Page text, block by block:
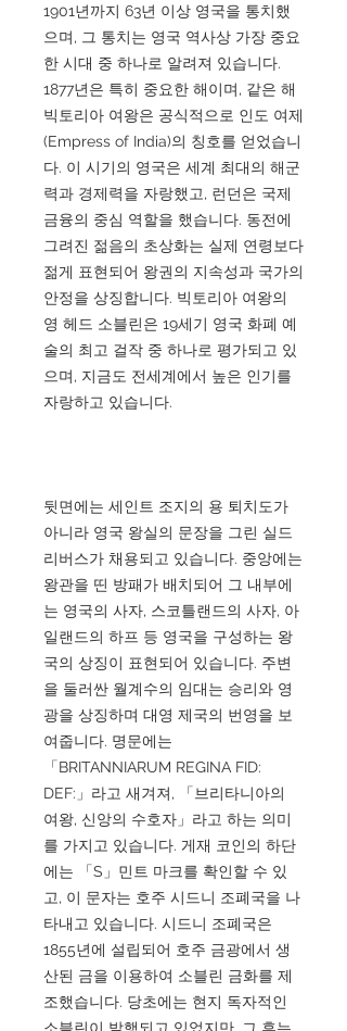
1901년까지 63년 이상 영국을 통치했
으며, 그 통치는 영국 역사상 가장 중요
한 시대 중 하나로 알려져 있습니다.
1877년은 특히 중요한 해이며, 같은 해
빅토리아 여왕은 공식적으로 인도 여제
(Empress of India)의 칭호를 얻었습니
다. 이 시기의 영국은 세계 최대의 해군
력과 경제력을 자랑했고, 런던은 국제
금융의 중심 역할을 했습니다. 동전에
그려진 젊음의 초상화는 실제 연령보다
젊게 표현되어 왕권의 지속성과 국가의
안정을 상징합니다. 빅토리아 여왕의
영 헤드 소블린은 19세기 영국 화폐 예
술의 최고 걸작 중 하나로 평가되고 있
으며, 지금도 전세계에서 높은 인기를
자랑하고 있습니다.
뒷면에는 세인트 조지의 용 퇴치도가
아니라 영국 왕실의 문장을 그린 실드
리버스가 채용되고 있습니다. 중앙에는
왕관을 띤 방패가 배치되어 그 내부에
는 영국의 사자, 스코틀랜드의 사자, 아
일랜드의 하프 등 영국을 구성하는 왕
국의 상징이 표현되어 있습니다. 주변
을 둘러싼 월계수의 임대는 승리와 영
광을 상징하며 대영 제국의 번영을 보
여줍니다. 명문에는
「BRITANNIARUM REGINA FID:
DEF:」라고 새겨져, 「브리타니아의
여왕, 신앙의 수호자」라고 하는 의미
를 가지고 있습니다. 게재 코인의 하단
에는 「S」민트 마크를 확인할 수 있
고, 이 문자는 호주 시드니 조폐국을 나
타내고 있습니다. 시드니 조폐국은
1855년에 설립되어 호주 금광에서 생
산된 금을 이용하여 소블린 금화를 제
조했습니다. 당초에는 현지 독자적인
소블린이 발행되고 있었지만, 그 후는